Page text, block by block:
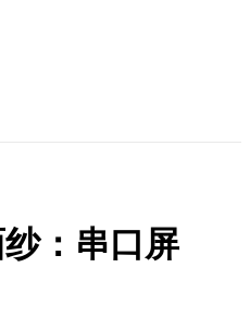
：串口屏